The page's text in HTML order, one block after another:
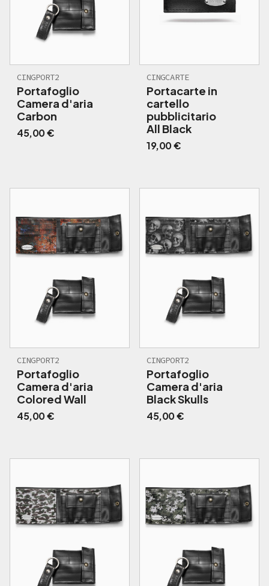
CINGPORT2
Portafoglio
Camera d'aria
Carbon
45,00€
CINGCARTE
Portacarte in
cartello
pubblicitario
All Black
19,00€
CINGPORT2
Portafoglio
Camera d'aria
Colored Wall
45,00€
CINGPORT2
Portafoglio
Camera d'aria
Black Skulls
45,00€